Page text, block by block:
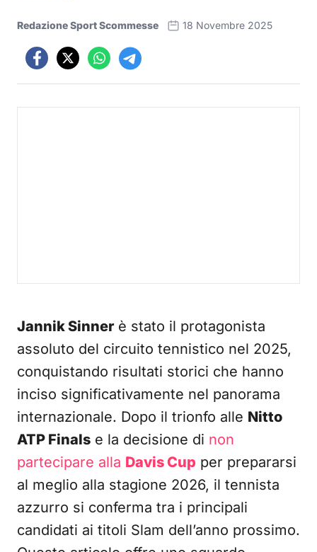
Redazione Sport Scommesse 18 Novembre 2025
Jannik Sinner è stato il protagonista
assoluto del circuito tennistico nel 2025,
conquistando risultati storici che hanno
inciso significativamente nel panorama
internazionale. Dopo il trionfo alle Nitto
ATP Finals e la decisione di non
partecipare alla Davis Cup per prepararsi
al meglio alla stagione 2026, il tennista
azzurro si conferma tra i principali
candidati ai titoli Slam dell’anno prossimo.